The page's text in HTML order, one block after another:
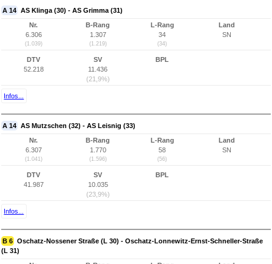
A 14 AS Klinga (30) - AS Grimma (31)
Nr.
6.306
(1.039)
B-Rang
1.307
(1.219)
L-Rang
34
(34)
Land
SN
DTV
52.218
SV
11.436
(21,9%)
BPL
Infos...
A 14 AS Mutzschen (32) - AS Leisnig (33)
Nr.
6.307
(1.041)
B-Rang
1.770
(1.596)
L-Rang
58
(56)
Land
SN
DTV
41.987
SV
10.035
(23,9%)
BPL
Infos...
B 6 Oschatz-Nossener Straße (L 30) - Oschatz-Lonnewitz-Ernst-Schneller-Straße
(L 31)